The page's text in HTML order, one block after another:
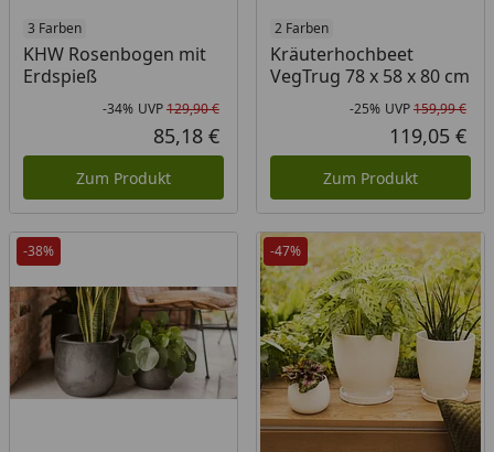
3 Farben
KHW Rosenbogen mit
Erdspieß
Rabatt in Prozent
-34%
Ursprünglicher Preis
UVP129,90 €
Aktueller Preis
85,18 €
Zum Produkt
2 Farben
Kräuterhochbeet
VegTrug 78 x 58 x 80 cm
-25% UVP159,99 €
119,05 €
Zum Produkt
-38% -47%